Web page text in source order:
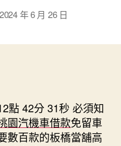
2024 年 6 月 26 日
點 42分 31秒 必須知
園汽機車借款免留車
數百款的板橋當舖高